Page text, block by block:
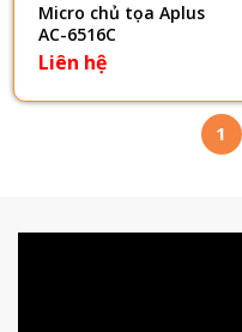
Micro chủ tọa Aplus
AC-6516C
Liên hệ
1